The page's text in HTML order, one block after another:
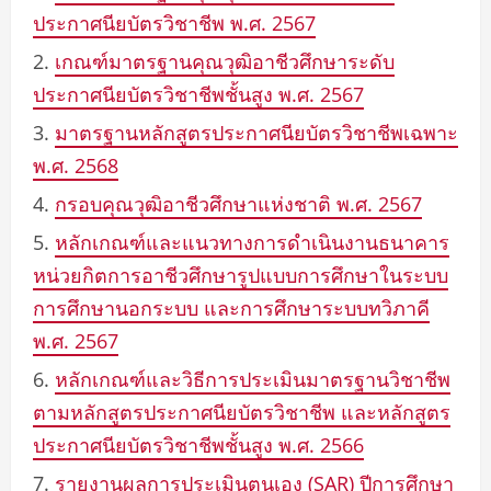
ประกาศนียบัตรวิชาชีพ พ.ศ. 2567
เกณฑ์มาตรฐานคุณวุฒิอาชีวศึกษาระดับ
ประกาศนียบัตรวิชาชีพชั้นสูง พ.ศ. 2567
มาตรฐานหลักสูตรประกาศนียบัตรวิชาชีพเฉพาะ
พ.ศ. 2568
กรอบคุณวุฒิอาชีวศึกษาแห่งชาติ พ.ศ. 2567
หลักเกณฑ์และแนวทางการดำเนินงานธนาคาร
หน่วยกิตการอาชีวศึกษารูปแบบการศึกษาในระบบ
การศึกษานอกระบบ และการศึกษาระบบทวิภาคี
พ.ศ. 2567
หลักเกณฑ์และวิธีการประเมินมาตรฐานวิชาชีพ
ตามหลักสูตรประกาศนียบัตรวิชาชีพ และหลักสูตร
ประกาศนียบัตรวิชาชีพชั้นสูง พ.ศ. 2566
รายงานผลการประเมินตนเอง (SAR) ปีการศึกษา